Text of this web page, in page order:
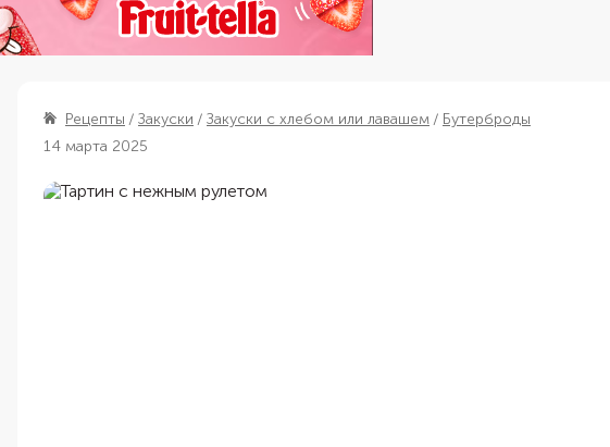
Рецепты Закуски Закуски с хлебом или лавашем
Бутерброды
14 марта 2025